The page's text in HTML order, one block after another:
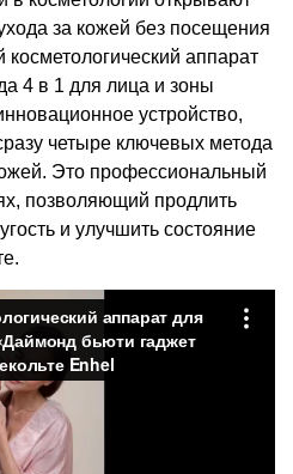
за кожей без посещения
аппарат
4 в 1 для лица и зоны
устройство,
четыре ключевых метода
Это профессиональный
позволяющий продлить
и улучшить состояние